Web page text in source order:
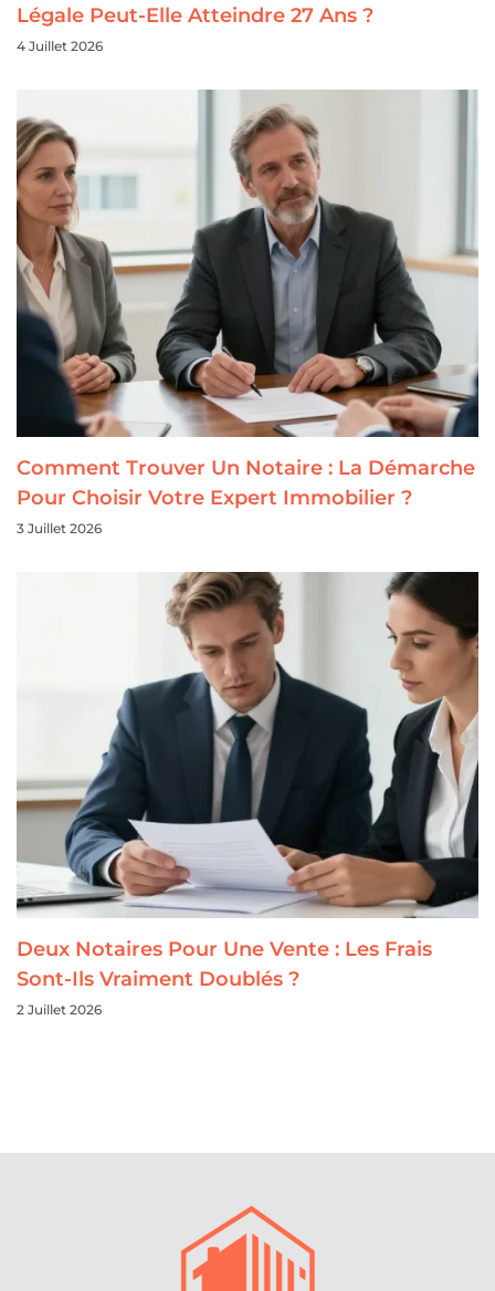
Légale Peut-Elle Atteindre 27 Ans ?
4 Juillet 2026
Comment Trouver Un Notaire : La Démarche
Pour Choisir Votre Expert Immobilier ?
3 Juillet 2026
Deux Notaires Pour Une Vente : Les Frais
Sont-Ils Vraiment Doublés ?
2 Juillet 2026